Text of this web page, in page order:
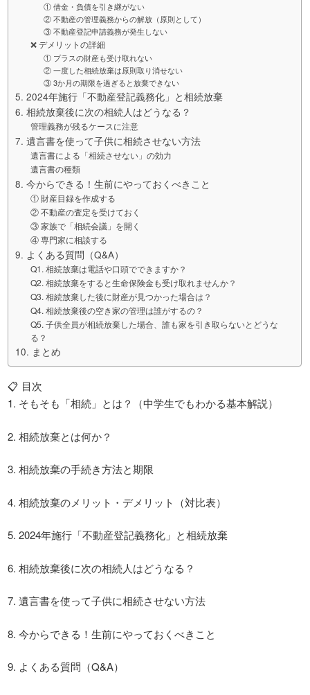
① 借金・負債を引き継がない
② 不動産の管理義務からの解放（原則として）
③ 不動産登記申請義務が発生しない
❌ デメリットの詳細
① プラスの財産も受け取れない
② 一度した相続放棄は原則取り消せない
③ 3か月の期限を過ぎると放棄できない
5. 2024年施行「不動産登記義務化」と相続放棄
6. 相続放棄後に次の相続人はどうなる？
管理義務が残るケースに注意
7. 遺言書を使って子供に相続させない方法
遺言書による「相続させない」の効力
遺言書の種類
8. 今からできる！生前にやっておくべきこと
① 財産目録を作成する
② 不動産の査定を受けておく
③ 家族で「相続会議」を開く
④ 専門家に相談する
9. よくある質問（Q&A）
Q1. 相続放棄は電話や口頭でできますか？
Q2. 相続放棄をすると生命保険金も受け取れませんか？
Q3. 相続放棄した後に財産が見つかった場合は？
Q4. 相続放棄後の空き家の管理は誰がするの？
Q5. 子供全員が相続放棄した場合、誰も家を引き取らないとどうな
る？
10. まとめ
📋 目次
1. そもそも「相続」とは？（中学生でもわかる基本解説）
2. 相続放棄とは何か？
3. 相続放棄の手続き方法と期限
4. 相続放棄のメリット・デメリット（対比表）
5. 2024年施行「不動産登記義務化」と相続放棄
6. 相続放棄後に次の相続人はどうなる？
7. 遺言書を使って子供に相続させない方法
8. 今からできる！生前にやっておくべきこと
9. よくある質問（Q&A）